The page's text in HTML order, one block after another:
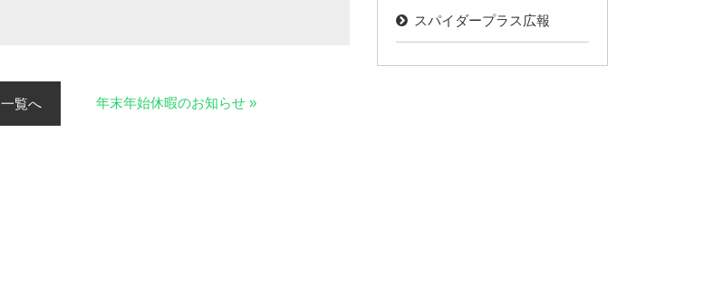
一覧へ 年末年始休暇のお知らせ »
スパイダープラス広報
お問い合わせ